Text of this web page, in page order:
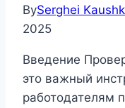
BySerghei
2025
Введение
это важный
работодателям